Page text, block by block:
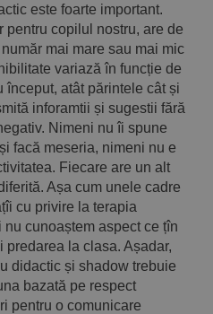
este foarte important.
pentru copilul nostru, are de
mai mare sau mai mic
variază în funcție de
început, atât părintele cât și
inforamtii și sugestii fără
Nimeni nu îi spune
facă meseria, nimeni nu e
Fiecare are un alt
Așa cum unele cadre
cu privire la terapia
cunoaștem aspect ce țîn
la clasa. Așadar,
didactic și shadow trebuie
bazată pe respect
pentru o comunicare